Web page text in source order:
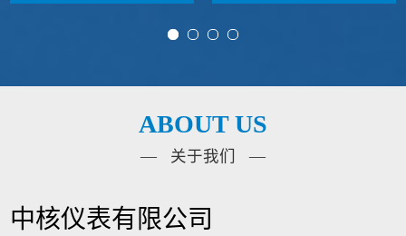
ABOUT US
— 关于我们 —
中核仪表有限公司